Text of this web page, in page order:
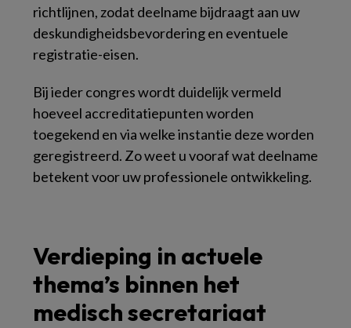
richtlijnen, zodat deelname bijdraagt aan uw
deskundigheidsbevordering en eventuele
registratie-eisen.
Bij ieder congres wordt duidelijk vermeld
hoeveel accreditatiepunten worden
toegekend en via welke instantie deze worden
geregistreerd. Zo weet u vooraf wat deelname
betekent voor uw professionele ontwikkeling.
Verdieping in actuele
thema’s binnen het
medisch secretariaat